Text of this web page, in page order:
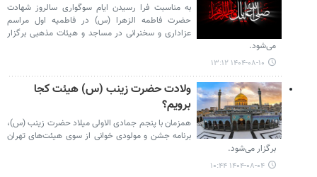
به مناسبت فرا رسیدن ایام سوگواری سالروز شهادت
حضرت فاطمه الزهرا (س) در فاطمیه اول مراسم
عزاداری و سخنرانی در مساجد و هیئات مذهبی برگزار
می‌شود.
۱۴۰۴-۰۸-۱۰ ۱۳:۱۲
ولادت حضرت زینب (س) هیئت کجا
برویم؟
همزمان با پنجم جمادی الاولی میلاد حضرت زینب (س)،
برنامه جشن و مولودی خوانی از سوی هیئت‌های تهران
برگزار می‌شود.
۱۴۰۴-۰۸-۰۴ ۱۰:۴۴